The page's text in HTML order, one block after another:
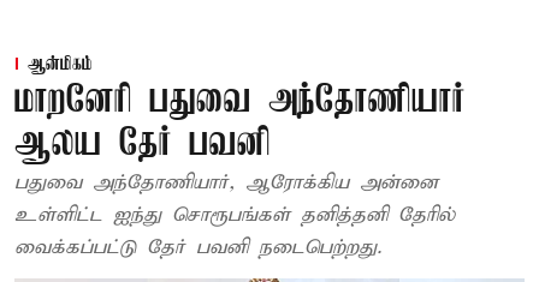
ஆன்மிகம்
மாறனேரி பதுவை அந்தோணியார்
ஆலய தேர் பவனி
பதுவை அந்தோணியார், ஆரோக்கிய அன்னை
உள்ளிட்ட ஐந்து சொரூபங்கள் தனித்தனி தேரில்
வைக்கப்பட்டு தேர் பவனி நடைபெற்றது.